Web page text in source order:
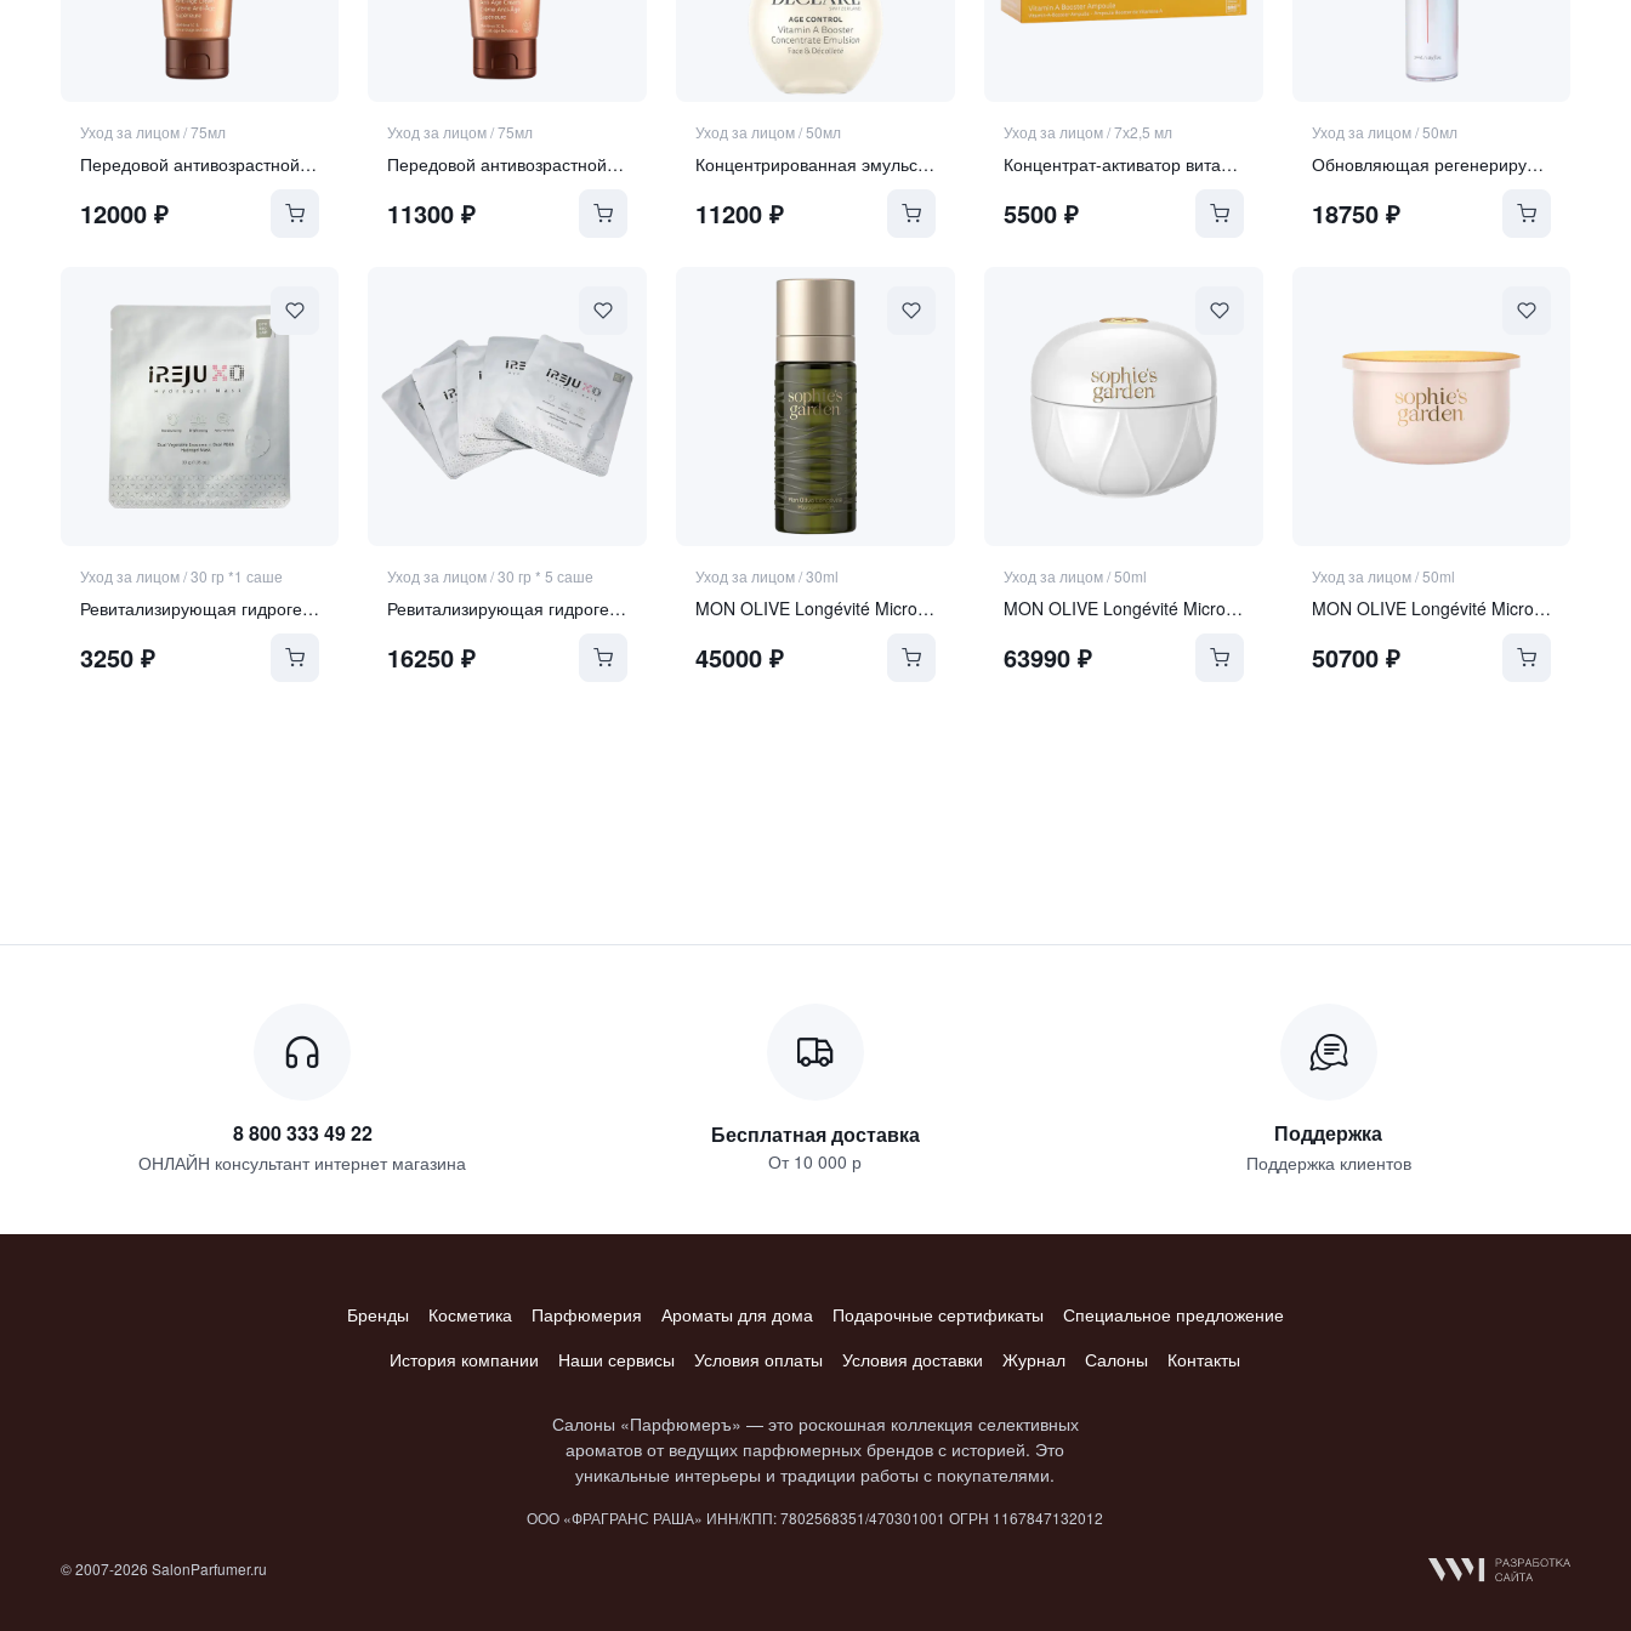
Уход за лицом/75мл
Передовой антивозрастной крем для лица SPF 50
12000₽
Уход за лицом/75мл
Передовой антивозрастной крем для лица SPF 30
11300 ₽
Уход за лицом/50мл
Концентрированная эмульсия-активатор витамина А 3-в-1 для зоны лица, шеи и декольте "Vitamin А booste"
11200 ₽
Уход за лицом/7х2,5 мл
Концентрат-активатор витамина А для чувствительной кожи
5500₽
Уход за лицом/50мл
Обновляющая регенерирующая сыворотка со спикулами
18750₽
Уход за лицом/30 гр *1 саше
Ревитализирующая гидрогелевая маска с экзосомами и ПДРН
3250₽
Уход за лицом/30 гр * 5 саше
Ревитализирующая гидрогелевая маска с экзосомами и ПДРН
16250 ₽
Уход за лицом/30ml
MON OLIVE Longévité Microgel Sérum
45000 ₽
Уход за лицом/50ml
MON OLIVE Longévité Microgel Crème
63990₽
Уход за лицом/50ml
MON OLIVE Longévité Microgel Crème REFILL
50700₽
8 800 333 49 22
ОНЛАЙН консультант интернет магазина
Бесплатная доставка
От 10 000 р
Поддержка
Поддержка клиентов
Бренды Косметика Парфюмерия Ароматы для дома Подарочные сертификаты
Специальное предложение
История компании
Наши сервисы Условия оплаты Условия доставки Журнал Салоны Контакты
Салоны «Парфюмеръ» — это роскошная коллекция селективных
ароматов от ведущих парфюмерных брендов с историей. Это
уникальные интерьеры и традиции работы с покупателями.
ООО «ФРАГРАНС РАША» ИНН/КПП: 7802​568351/4703​01001 ОГРН 1167847​132012
© 2007-2026 SalonParfumer.ru